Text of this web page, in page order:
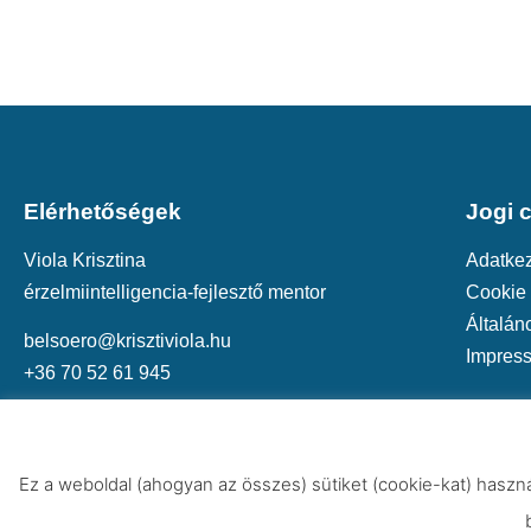
Elérhetőségek
Viola Krisztina
érzelmiintelligencia-fejlesztő mentor
belsoero@krisztiviola.hu
+36 70 52 61 945
Jogi
Cookie
© 2021 Vendula
Ez a weboldal (ahogyan az összes) sütiket (cookie-kat)